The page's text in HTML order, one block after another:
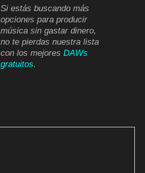
Si estás buscando más
opciones para producir
música sin gastar dinero,
no te pierdas nuestra lista
con los mejores DAWs
gratuitos.